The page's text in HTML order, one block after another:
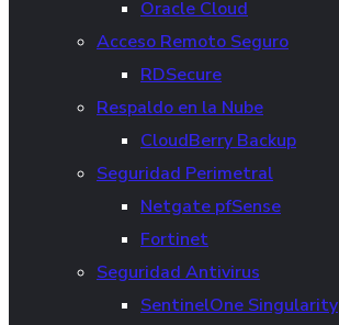
Oracle Cloud
Acceso Remoto Seguro
RDSecure
Respaldo en la Nube
CloudBerry Backup
Seguridad Perimetral
Netgate pfSense
Fortinet
Seguridad Antivirus
SentinelOne Singularity